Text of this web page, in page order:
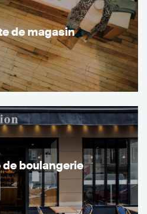
de magasin
boulangerie